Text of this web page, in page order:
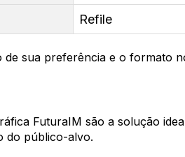
Refile
de sua preferência e o formato
FuturaIM são a solução
do público-alvo.